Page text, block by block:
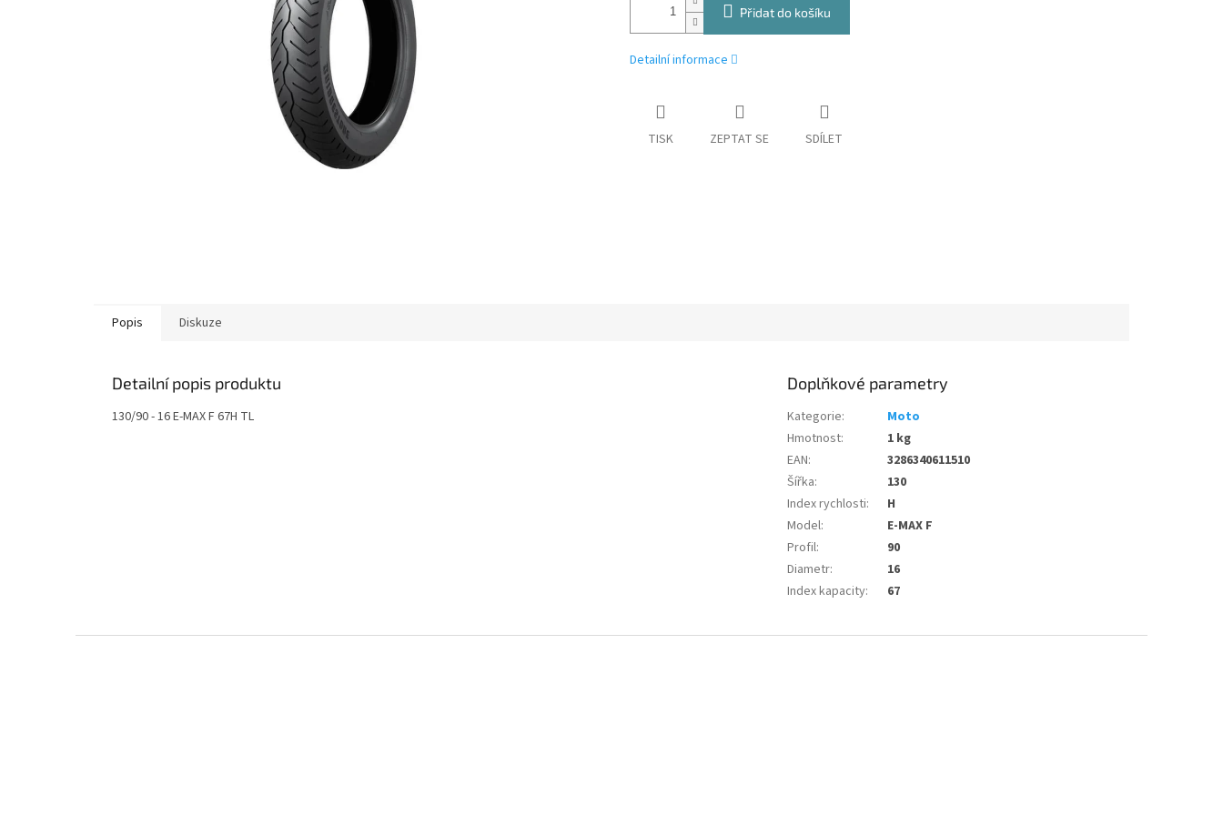
Přidat do košíku
Detailní informace
TISK ZEPTAT SE SDÍLET
Popis Diskuze
Detailní popis produktu
130/90 - 16 E-MAX F 67H TL
Doplňkové parametry
Kategorie:
Moto
Hmotnost:
1 kg
EAN:
3286340611510
Šířka:
130
Index rychlosti:
H
Model:
E-MAX F
Profil:
90
Diametr:
16
Index kapacity: 67